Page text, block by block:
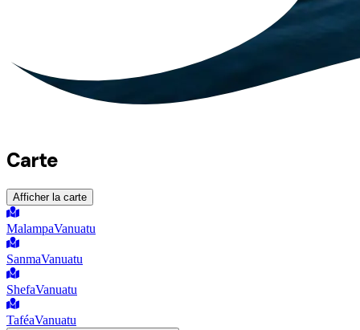
Carte
Afficher la carte
MalampaVanuatu
SanmaVanuatu
ShefaVanuatu
TaféaVanuatu